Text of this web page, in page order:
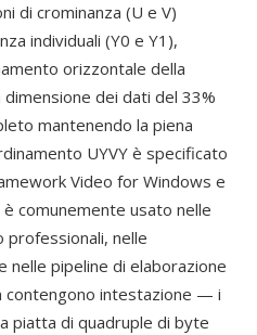
di crominanza (U e V)
individuali (Y0 e Y1),
orizzontale della
dei dati del 33%
mantenendo la piena
UYVY è specificato
Video for Windows e
comunemente usato nelle
professionali, nelle
nelle pipeline di elaborazione
contengono intestazione — i
piatta di quadruple di byte